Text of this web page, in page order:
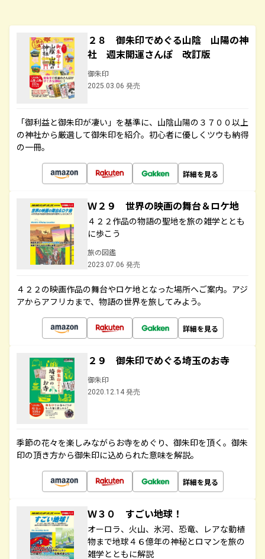
２８ 御朱印でめぐる山陰 山陽の神
社 週末開運さんぽ 改訂版
御朱印
2025.03.06 発売
「御利益と御朱印が凄い」を基準に、山陰山陽の３７００以上
の神社から厳選して御朱印を紹介。初心者に優しくツウも納得
の一冊。
詳細を見る
Ｗ２９ 世界の映画の舞台＆ロケ地
４２２作品の物語の聖地を旅の雑学ととも
に歩こう
旅の図鑑
2023.07.06 発売
４２２の映画作品の舞台やロケ地となった場所へご案内。アジ
アからアフリカまで、物語の世界を旅してみよう。
詳細を見る
２９ 御朱印でめぐる埼玉のお寺
御朱印
2020.12.14 発売
季節の花々を楽しみながらお寺をめぐり、御朱印を頂く。御朱
印の頂き方から御朱印に込められた意味を解説。
詳細を見る
Ｗ３０ すごい地球！
オーロラ、火山、氷河、恐竜、レアな動植
物まで地球４６億年の神秘とロマンを旅の
雑学とともに解説